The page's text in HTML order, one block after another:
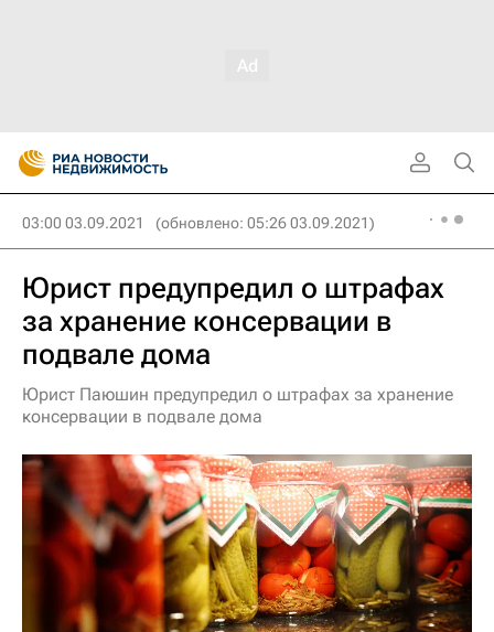
03:00 03.09.2021 (обновлено: 05:26 03.09.2021)
Юрист предупредил о штрафах
за хранение консервации в
подвале дома
Юрист Паюшин предупредил о штрафах за хранение
консервации в подвале дома